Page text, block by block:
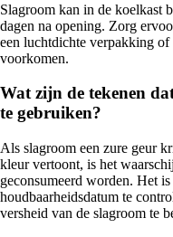
Slagroom kan in de koelkast
dagen na opening. Zorg
een luchtdichte verpakking of
voorkomen.
Wat zijn de tekenen
te gebruiken?
Als slagroom een zure geur
kleur vertoont, is het
geconsumeerd worden. Het
houdbaarheidsdatum te
versheid van de slagroom te